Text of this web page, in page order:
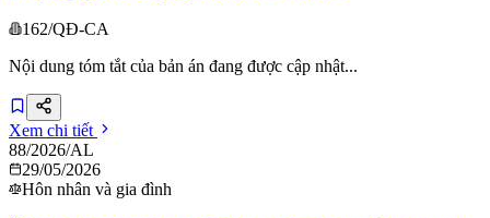
162/QĐ-CA
Nội dung tóm tắt của bản án đang được cập nhật...
Xem chi tiết
88/2026/AL
29/05/2026
Hôn nhân và gia đình